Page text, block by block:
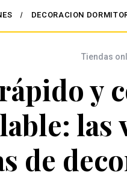
DECORACION
Tiendas
y
las
de